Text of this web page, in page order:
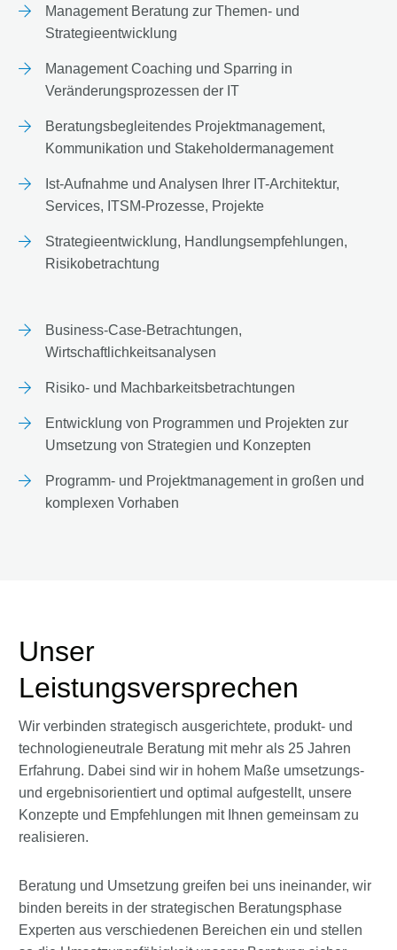
Management Beratung zur Themen- und
Strategieentwicklung
Management Coaching und Sparring in
Veränderungsprozessen der IT
Beratungsbegleitendes Projektmanagement,
Kommunikation und Stakeholdermanagement
Ist-Aufnahme und Analysen Ihrer IT-Architektur,
Services, ITSM-Prozesse, Projekte
Strategieentwicklung, Handlungsempfehlungen,
Risikobetrachtung
Business-Case-Betrachtungen,
Wirtschaftlichkeitsanalysen
Risiko- und Machbarkeitsbetrachtungen
Entwicklung von Programmen und Projekten zur
Umsetzung von Strategien und Konzepten
Programm- und Projektmanagement in großen und
komplexen Vorhaben
Unser
Leistungsversprechen
Wir verbinden strategisch ausgerichtete, produkt- und
technologieneutrale Beratung mit mehr als 25 Jahren
Erfahrung. Dabei sind wir in hohem Maße umsetzungs-
und ergebnisorientiert und optimal aufgestellt, unsere
Konzepte und Empfehlungen mit Ihnen gemeinsam zu
realisieren.
Beratung und Umsetzung greifen bei uns ineinander, wir
binden bereits in der strategischen Beratungsphase
Experten aus verschiedenen Bereichen ein und stellen